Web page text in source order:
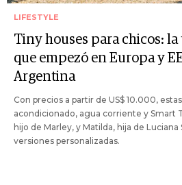
LIFESTYLE
Tiny houses para chicos:
que empezó en Europa y
Argentina
Con precios a partir de US$ 10.000,
acondicionado, agua corriente y Smart
hijo de Marley, y Matilda, hija de Luciana
versiones personalizadas.